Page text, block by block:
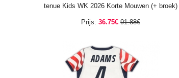
tenue Kids WK 2026 Korte Mouwen (+ broek)
Prijs: 36.75€ 91.88€